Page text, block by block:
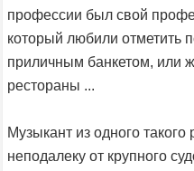
профессии был свой
который любили отметить
приличным банкетом, или
рестораны ...
Музыкант из одного
неподалеку от крупного